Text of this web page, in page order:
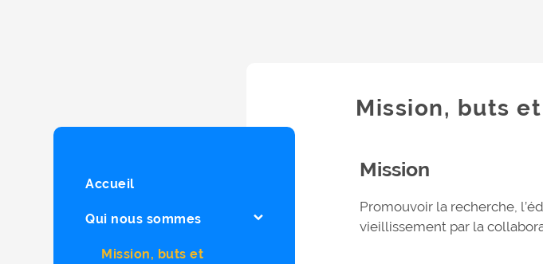
Accueil
Qui nous sommes
Mission, buts et
Mission, buts
Mission
Promouvoir la recherche,
vieillissement par la